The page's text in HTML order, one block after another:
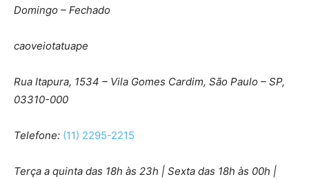
Domingo – Fechado
caoveiotatuape
Rua Itapura, 1534 – Vila Gomes Cardim, São Paulo – SP,
03310-000
Telefone: (11) 2295-2215
Terça a quinta das 18h às 23h | Sexta das 18h às 00h |